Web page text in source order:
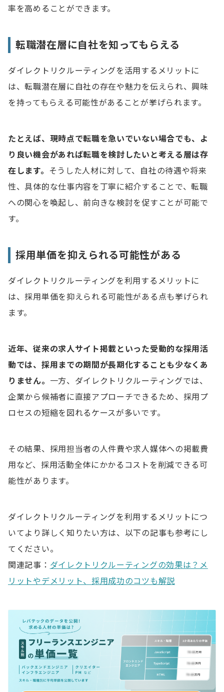
率を高めることができます。
転職潜在層に自社を知ってもらえる
ダイレクトリクルーティングを活用するメリットに
は、転職潜在層に自社の存在や魅力を伝えられ、興味
を持ってもらえる可能性があることが挙げられます。
たとえば、現時点で転職を急いでいない場合でも、よ
り良い機会があれば転職を検討したいと考える層は存
在します。
そうした人材に対して、自社の待遇や将来
性、具体的な仕事内容を丁寧に紹介することで、転職
への関心を喚起し、前向きな検討を促すことが可能で
す。
採用単価を抑えられる可能性がある
ダイレクトリクルーティングを利用するメリットに
は、採用単価を抑えられる可能性がある点も挙げられ
ます。
近年、従来の求人サイト掲載といった受動的な採用活
動では、採用までの期間が長期化することも少なくあ
りません。 一方、ダイレクトリクルーティングでは、
企業から候補者に直接アプローチできるため、採用プ
ロセスの短縮を図れるケースが多いです。
その結果、採用担当者の人件費や求人媒体への掲載費
用など、採用活動全体にかかるコストを削減できる可
能性があります。
ダイレクトリクルーティングを利用するメリットにつ
いてより詳しく知りたい方は、以下の記事も参考にし
てください。
関連記事： ダイレクトリクルーティングの効果は？メ
リットやデメリット、採用成功のコツも解説